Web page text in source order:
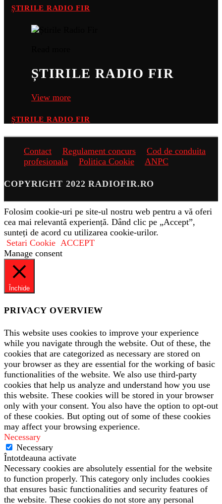
ȘTIRILE RADIO FIR
ȘTIRILE RADIO FIR
View more
ȘTIRILE RADIO FIR
Contact Regulament concurs
Cod de conduita
profesionala
Politica Cookie ANPC
COPYRIGHT 2022 RADIOFIR.RO
Folosim cookie-uri pe site-ul nostru web pentru a vă oferi
cea mai relevantă experiență. Dând clic pe „Accept”,
sunteți de acord cu utilizarea cookie-urilor.
Setari Cookie ACCEPT
Manage consent
Închide
PRIVACY OVERVIEW
This website uses cookies to improve your experience
while you navigate through the website. Out of these, the
cookies that are categorized as necessary are stored on
your browser as they are essential for the working of basic
functionalities of the website. We also use third-party
cookies that help us analyze and understand how you use
this website. These cookies will be stored in your browser
only with your consent. You also have the option to opt-out
of these cookies. But opting out of some of these cookies
may affect your browsing experience.
Necessary
Necessary
Întotdeauna activate
Necessary cookies are absolutely essential for the website
to function properly. This category only includes cookies
that ensures basic functionalities and security features of
the website. These cookies do not store any personal